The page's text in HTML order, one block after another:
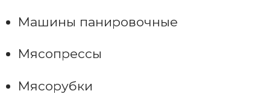
Машины панировочные
Мясопрессы
Мясорубки